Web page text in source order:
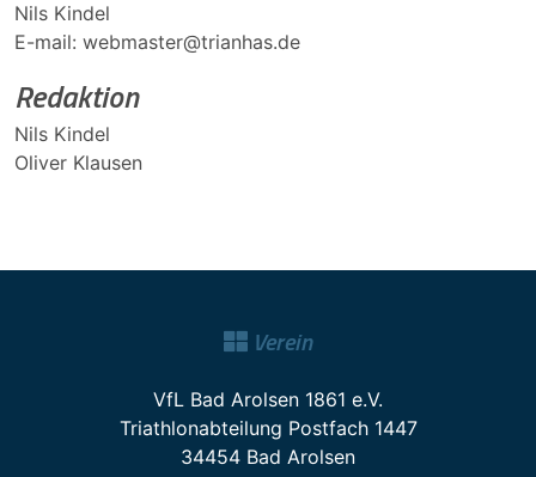
Nils Kindel
E-mail: webmaster@trianhas.de
Redaktion
Nils Kindel
Oliver Klausen
Verein
VfL Bad Arolsen 1861 e.V.
Triathlonabteilung Postfach 1447
34454 Bad Arolsen